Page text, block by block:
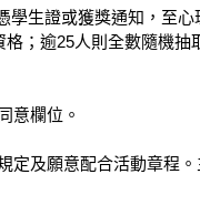
生證或獲獎通知，至
；逾25人則全數隨機抽
意欄位。
及願意配合活動章程